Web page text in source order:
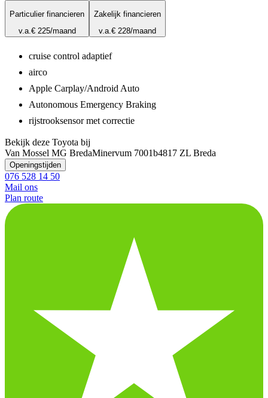
Particulier financieren
v.a.€ 225/maand
Zakelijk financieren
v.a.€ 228/maand
cruise control adaptief
airco
Apple Carplay/Android Auto
Autonomous Emergency Braking
rijstrooksensor met correctie
Bekijk deze Toyota bij
Van Mossel MG BredaMinervum 7001b4817 ZL Breda
Openingstijden
076 528 14 50
Mail ons
Plan route